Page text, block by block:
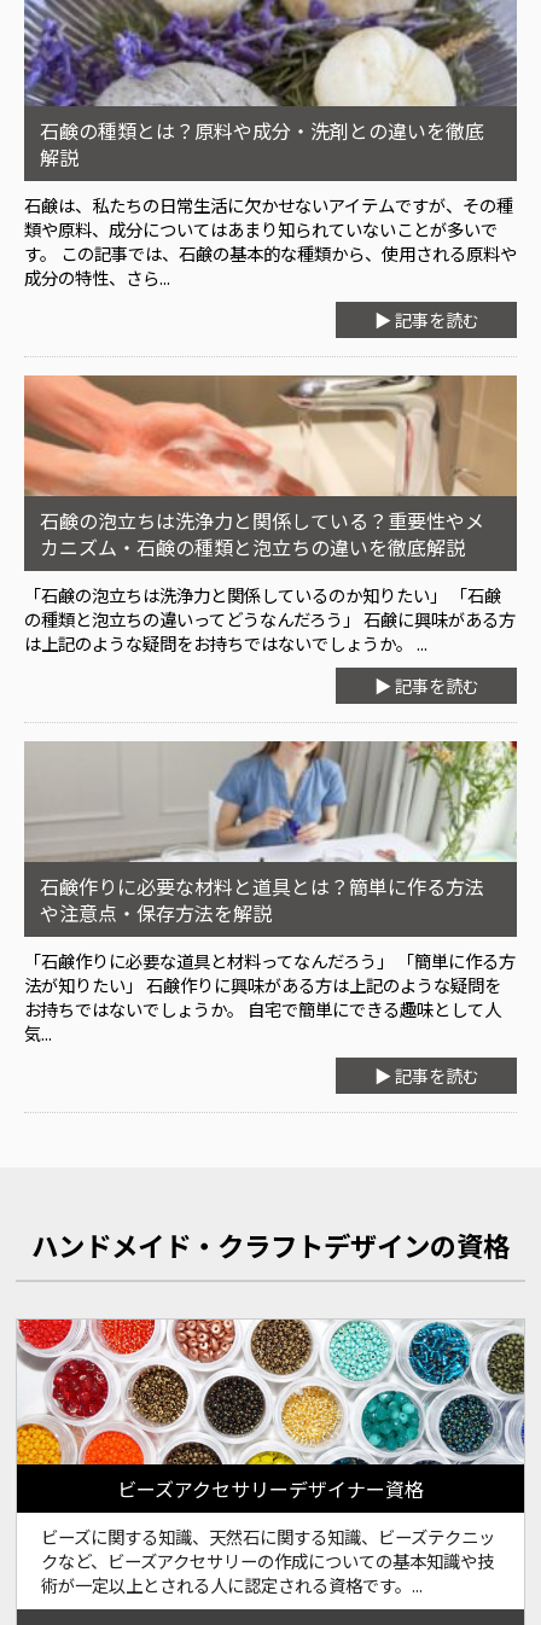
石鹸の種類とは？原料や成分・洗剤との違いを徹底
解説
石鹸は、私たちの日常生活に欠かせないアイテムですが、その種
類や原料、成分についてはあまり知られていないことが多いで
す。 この記事では、石鹸の基本的な種類から、使用される原料や
成分の特性、さら...
▶ 記事を読む
石鹸の泡立ちは洗浄力と関係している？重要性やメ
カニズム・石鹸の種類と泡立ちの違いを徹底解説
「石鹸の泡立ちは洗浄力と関係しているのか知りたい」 「石鹸
の種類と泡立ちの違いってどうなんだろう」 石鹸に興味がある方
は上記のような疑問をお持ちではないでしょうか。 ...
▶ 記事を読む
石鹸作りに必要な材料と道具とは？簡単に作る方法
や注意点・保存方法を解説
「石鹸作りに必要な道具と材料ってなんだろう」 「簡単に作る方
法が知りたい」 石鹸作りに興味がある方は上記のような疑問を
お持ちではないでしょうか。 自宅で簡単にできる趣味として人
気...
▶ 記事を読む
ハンドメイド・クラフトデザインの資格
ビーズアクセサリーデザイナー資格
ビーズに関する知識、天然石に関する知識、ビーズテクニッ
クなど、ビーズアクセサリーの作成についての基本知識や技
術が一定以上とされる人に認定される資格です。...